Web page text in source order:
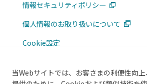
情報セキュリティポリシー
個人情報のお取り扱いについて
Cookie設定
メルマガ
当Webサイトでは、お客さまの利便性向